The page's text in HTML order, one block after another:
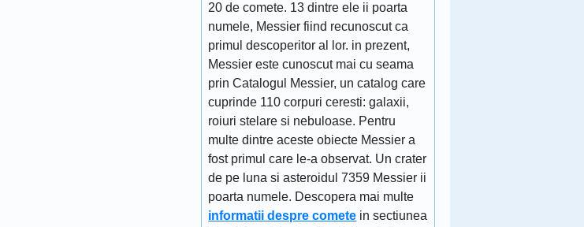
20 de comete. 13 dintre ele ii poarta
numele, Messier fiind recunoscut ca
primul descoperitor al lor. in prezent,
Messier este cunoscut mai cu seama
prin Catalogul Messier, un catalog care
cuprinde 110 corpuri ceresti: galaxii,
roiuri stelare si nebuloase. Pentru
multe dintre aceste obiecte Messier a
fost primul care le-a observat. Un crater
de pe luna si asteroidul 7359 Messier ii
poarta numele. Descopera mai multe
informatii despre comete in sectiunea